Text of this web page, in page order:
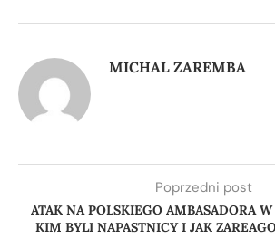
MICHAL ZAREMBA
Poprzedni post
ATAK NA POLSKIEGO AMBASADORA
KIM BYLI NAPASTNICY I JAK